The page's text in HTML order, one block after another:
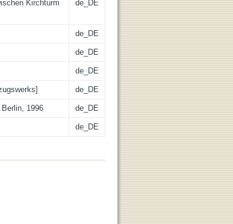
Kirchturm
de_DE
de_DE
de_DE
de_DE
de_DE
1996 de_DE
de_DE